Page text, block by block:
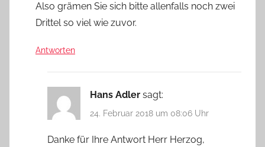
Also grämen Sie sich bitte allenfalls noch zwei
Drittel so viel wie zuvor.
Antworten
Hans Adler sagt:
24. Februar 2018 um 08:06 Uhr
Danke für Ihre Antwort Herr Herzog,